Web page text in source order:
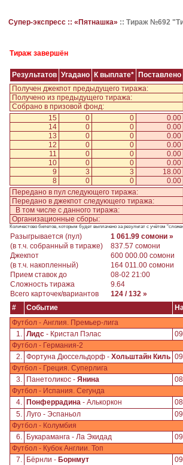
Супер-экспресс :: «Пятнашка» :: Тираж №692
Тираж завершён
Результатов Угадано К выплате* Поставлено
Получен джекпот предыдущего тиража:
Получено из предыдущего тиража:
Собрано в призовой фонд:
15
0 0 0.00
14
0 0 0.00
13
0 0 0.00
12
0 0 0.00
11
0 0 0.00
10
0 0 0.00
9
3 3 18.00
8
0 0 0.00
Передано в пул следующего тиража:
Передано в джекпот следующего тиража:
В том числе с данного тиража:
Организационные сборы:
Количестово билетов, которым будет выплачено за результат с учётом
Разыгрывается (пул)
1 061.99 сомони »
(в т.ч. собранный в тираже)
837.57 сомони
Джекпот
600 000.00 сомони
(в т.ч. накопленный)
164 011.00 сомони
Прием ставок до
08-02 21:00
Сложность тиража
9.64
Всего карточек/вариантов
124 / 132 »
# Событие
Футбол - Англия. Премьер-лига
1. Лидс - Кристал Пэлас
Футбол - Германия-2
2. Фортуна Дюссельдорф - Хольштайн Киль
Футбол - Греция. Суперлига
3.
Панетоликос - Янина
Футбол - Испания. Сегунда
4.
Понферрадина - Алькоркон
5. Луго - Эспаньол
Футбол - Колумбия
6.
Букараманга - Ла Экидад
Футбол - Кубок Англии. Топ
7.
Бёрнли - Борнмут